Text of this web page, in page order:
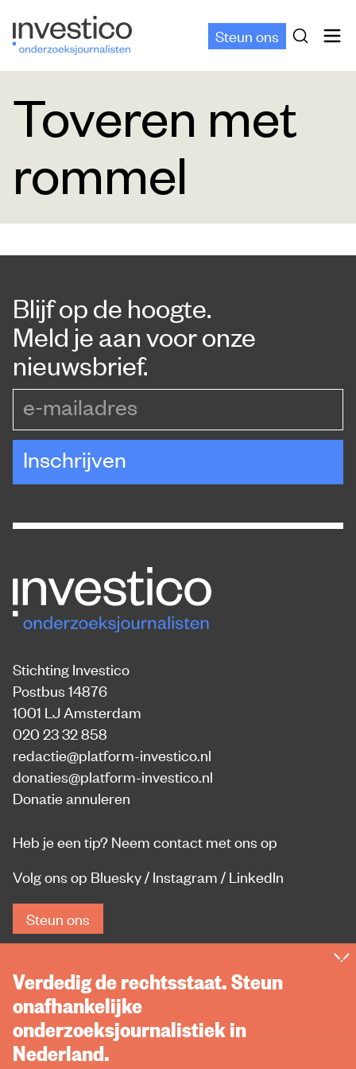
Steun ons
Toveren met
rommel
Blijf op de hoogte.
Meld je aan voor onze
nieuwsbrief.
Inschrijven
Stichting Investico
Postbus 14876
1001 LJ Amsterdam
020 23 32 858
redactie@platform-investico.nl
donaties@platform-investico.nl
Donatie annuleren
Heb je een tip? Neem contact met ons op
Volg ons op Bluesky/ Instagram / LinkedIn
Steun ons
Verdedig de rechtsstaat. Steun
onafhankelijke
onderzoeksjournalistiek in
Nederland.